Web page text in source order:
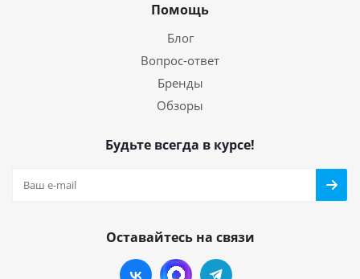
Помощь
Блог
Вопрос-ответ
Бренды
Обзоры
Будьте всегда в курсе!
Оставайтесь на связи